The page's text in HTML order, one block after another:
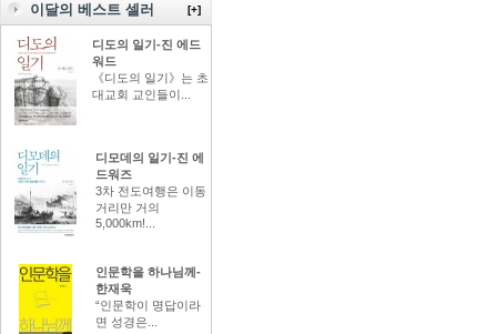
이달의 베스트 셀러 [+]
디도의 일기-진 에드
워드
《디도의 일기》는 초
대교회 교인들이...
디모데의 일기-진 에
드워즈
3차 전도여행은 이동
거리만 거의
5,000km!...
인문학을 하나님께-
한재욱
“인문학이 명답이라
면 성경은...